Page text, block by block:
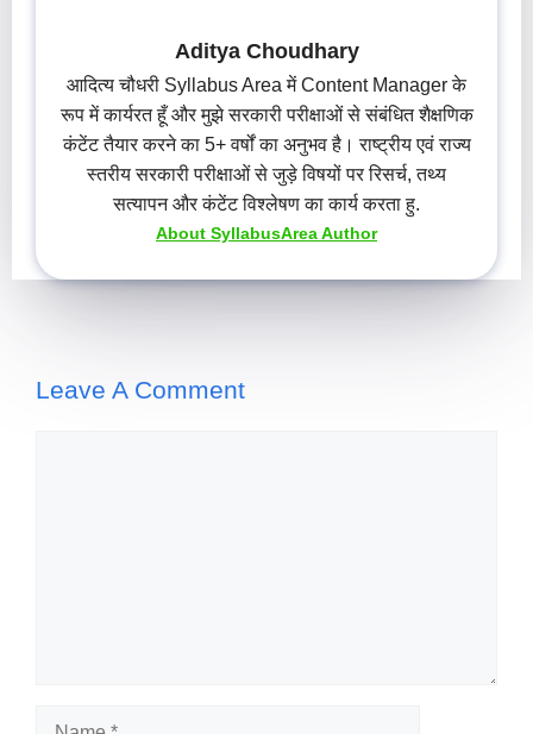
Aditya Choudhary
आदित्य चौधरी Syllabus Area में Content Manager के
रूप में कार्यरत हूँ और मुझे सरकारी परीक्षाओं से संबंधित शैक्षणिक
कंटेंट तैयार करने का 5+ वर्षों का अनुभव है। राष्ट्रीय एवं राज्य
स्तरीय सरकारी परीक्षाओं से जुड़े विषयों पर रिसर्च, तथ्य
सत्यापन और कंटेंट विश्लेषण का कार्य करता हु.
About SyllabusArea Author
Leave A Comment